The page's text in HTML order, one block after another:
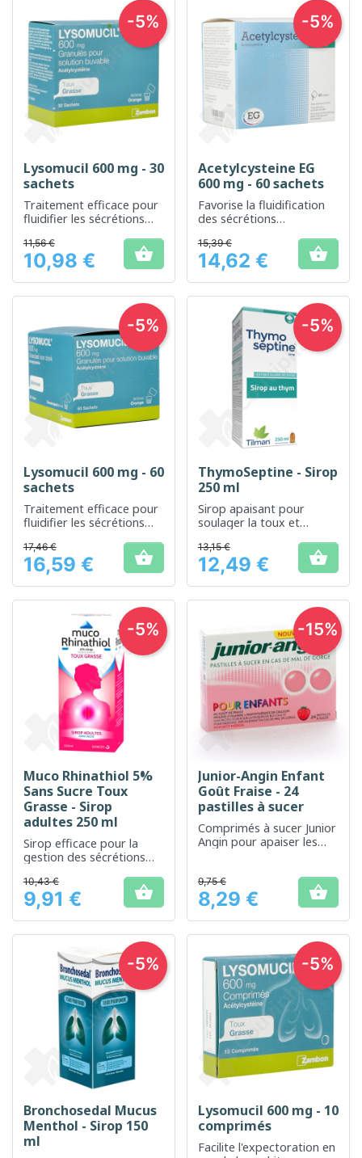
Lysomucil 600 mg - 30
sachets
Traitement efficace pour
fluidifier les sécrétions
Prix
11,56 €
10,98 € 
-5%
Acetylcysteine EG
600 mg - 60 sachets
Favorise la fluidification
des sécrétions
meilleur confort
respiratoire
Prix
15,39 €
14,62 € 
-5%
Lysomucil 600 mg - 60
sachets
Traitement efficace pour
fluidifier les sécrétions
Prix
17,46 €
16,59 € 
-5%
ThymoSeptine - Sirop
250 ml
Sirop apaisant pour
soulager la toux et
respiratoires
Prix
13,15 €
12,49 € 
-5%
Muco Rhinathiol 5%
Sans Sucre Toux
Grasse - Sirop
adultes 250 ml
Sirop efficace pour la
gestion des sécrétions
ajouté
Prix
10,43 €
9,91 € 
-5%
Junior-Angin Enfant
Goût Fraise - 24
pastilles à sucer
Comprimés à sucer Junior
Angin pour apaiser les
Prix
9,75 €
8,29 € 
-15%
Bronchosedal Mucus
Menthol - Sirop 150
ml
-5%
Lysomucil 600 mg - 10
comprimés
Facilite l'expectoration en
-5%